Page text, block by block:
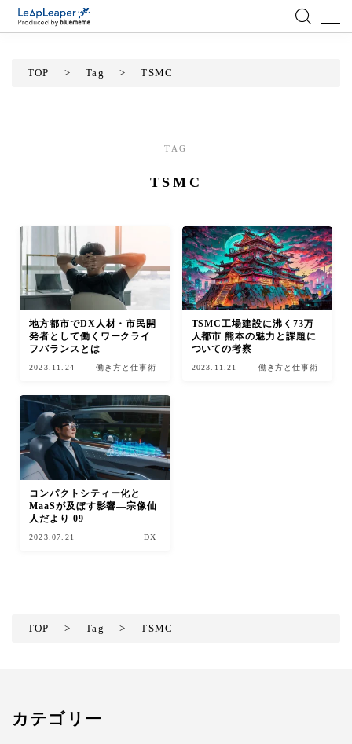
アジャイル
テクノロジー
BlueMeme
TOP > Tag > TSMC
TAG
TSMC
地方都市でDX人材・市民開
発者として働くワークライ
フバランスとは
2023.11.24 働き方と仕事術
TSMC工場建設に沸く73万
人都市 熊本の魅力と課題に
ついての考察
2023.11.21 働き方と仕事術
コンパクトシティー化と
MaaSが及ぼす影響―宗像仙
人だより 09
2023.07.21 DX
TOP > Tag > TSMC
カテゴリー